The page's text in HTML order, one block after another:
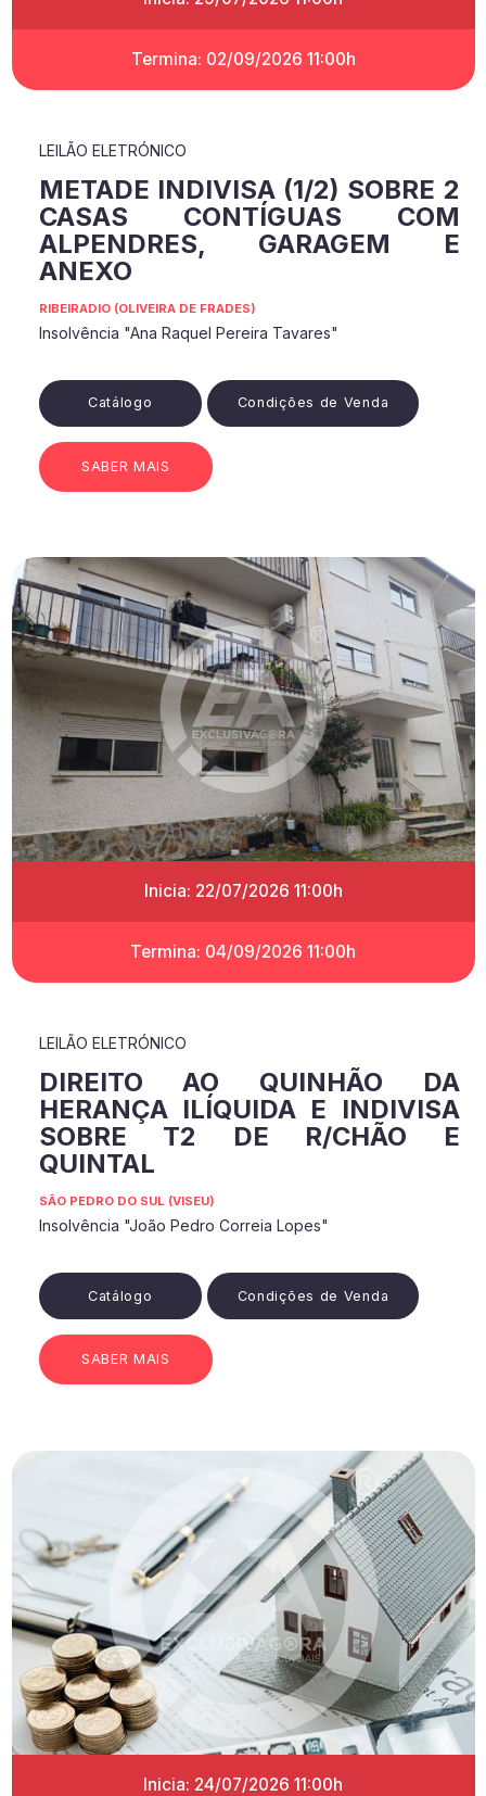
Termina: 02/09/2026 11:00h
LEILÃO ELETRÓNICO
METADE INDIVISA (1/2) SOBRE 2
CASAS CONTÍGUAS COM
ALPENDRES, GARAGEM E
ANEXO
RIBEIRADIO (OLIVEIRA DE FRADES)
Insolvência "Ana Raquel Pereira Tavares"
Catálogo Condições de Venda
SABER MAIS
Inicia: 22/07/2026 11:00h
Termina: 04/09/2026 11:00h
LEILÃO ELETRÓNICO
DIREITO AO QUINHÃO DA
HERANÇA ILÍQUIDA E INDIVISA
SOBRE T2 DE R/CHÃO E
QUINTAL
SÃO PEDRO DO SUL (VISEU)
Insolvência "João Pedro Correia Lopes"
Catálogo Condições de Venda
SABER MAIS
Inicia: 24/07/2026 11:00h